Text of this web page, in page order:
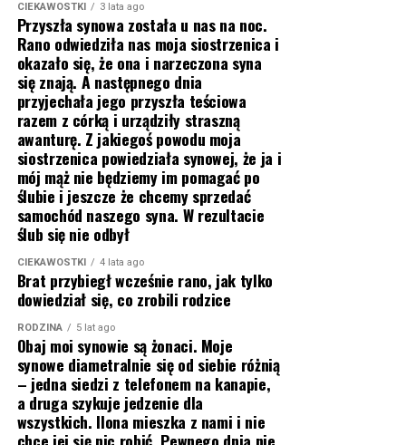
CIEKAWOSTKI 3 lata ago
Przyszła synowa została u nas na noc.
Rano odwiedziła nas moja siostrzenica i
okazało się, że ona i narzeczona syna
się znają. A następnego dnia
przyjechała jego przyszła teściowa
razem z córką i urządziły straszną
awanturę. Z jakiegoś powodu moja
siostrzenica powiedziała synowej, że ja i
mój mąż nie będziemy im pomagać po
ślubie i jeszcze że chcemy sprzedać
samochód naszego syna. W rezultacie
ślub się nie odbył
CIEKAWOSTKI 4 lata ago
Brat przybiegł wcześnie rano, jak tylko
dowiedział się, co zrobili rodzice
RODZINA 5 lat ago
Obaj moi synowie są żonaci. Moje
synowe diametralnie się od siebie różnią
– jedna siedzi z telefonem na kanapie,
a druga szykuje jedzenie dla
wszystkich. Ilona mieszka z nami i nie